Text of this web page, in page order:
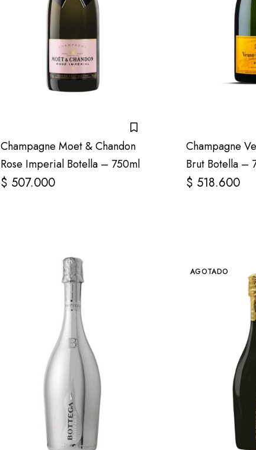
Champagne Moet & Chandon
Rose Imperial Botella – 750ml
$ 507.000
Champagne
Brut Botella –
$ 518.600
AGOTADO